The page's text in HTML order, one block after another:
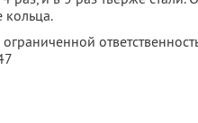
кольца.